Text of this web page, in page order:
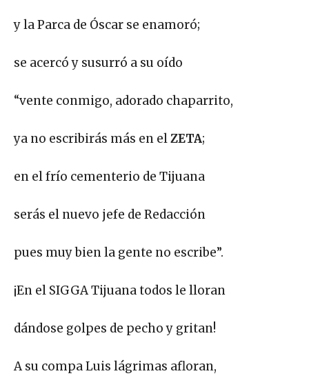
y la Parca de Óscar se enamoró;
se acercó y susurró a su oído
“vente conmigo, adorado chaparrito,
ya no escribirás más en elZETA;
en el frío cementerio de Tijuana
serás el nuevo jefe de Redacción
pues muy bien la gente no escribe”.
¡En el SIGGA Tijuana todos le lloran
dándose golpes de pecho y gritan!
A su compa Luis lágrimas afloran,